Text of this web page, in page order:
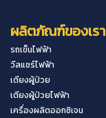
ผลิตภัณฑ์ของเรา
รถเข็นไฟฟ้า
วีลแชร์ไฟฟ้า
เตียงผู้ป่วย
เตียงผู้ป่วยไฟฟ้า
เครื่องผลิตออกซิเจน